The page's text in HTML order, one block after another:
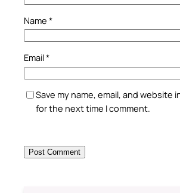
Name *
Email*
Save my name, email, and website
for the next time I comment.